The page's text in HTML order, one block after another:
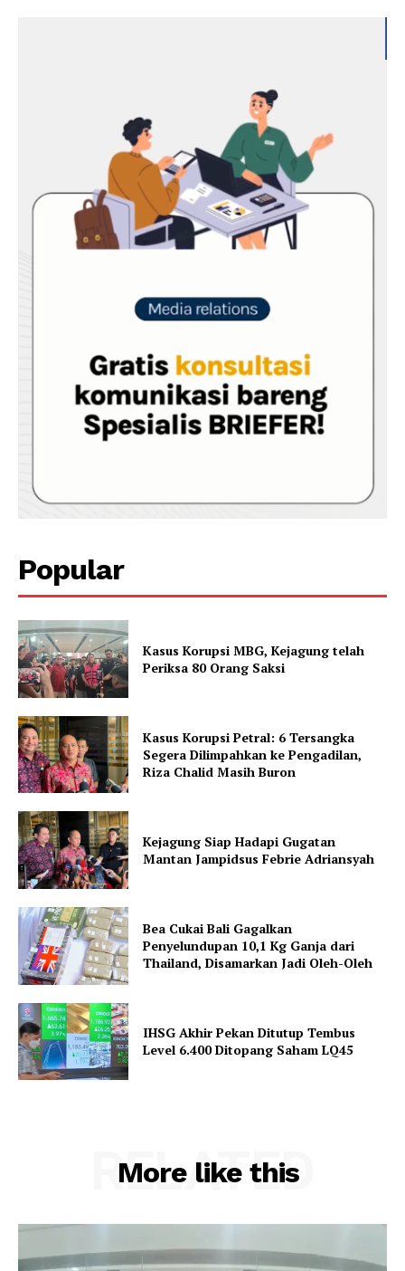
Popular
Kasus Korupsi MBG, Kejagung telah
Periksa 80 Orang Saksi
Kasus Korupsi Petral: 6 Tersangka
Segera Dilimpahkan ke Pengadilan,
Riza Chalid Masih Buron
Kejagung Siap Hadapi Gugatan
Mantan Jampidsus Febrie Adriansyah
Bea Cukai Bali Gagalkan
Penyelundupan 10,1 Kg Ganja dari
Thailand, Disamarkan Jadi Oleh-Oleh
IHSG Akhir Pekan Ditutup Tembus
Level 6.400 Ditopang Saham LQ45
More like this
RELATED